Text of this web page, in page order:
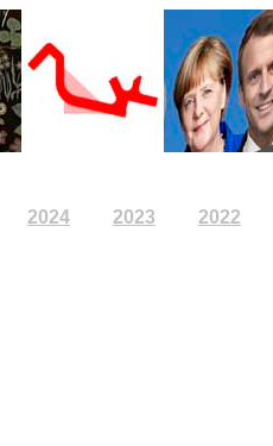
2024 2023 2022